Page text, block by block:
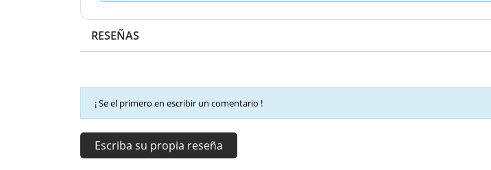
RESEÑAS
¡ Se el primero en escribir un comentario !
Escriba su propia reseña